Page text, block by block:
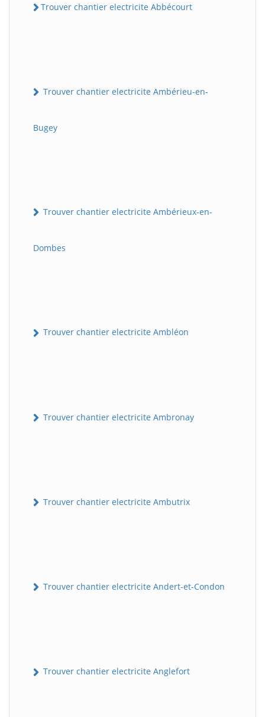
Trouver chantier electricite Abbécourt
Trouver chantier electricite Ambérieu-en-
Bugey
Trouver chantier electricite Ambérieux-en-
Dombes
Trouver chantier electricite Ambléon
Trouver chantier electricite Ambronay
Trouver chantier electricite Ambutrix
Trouver chantier electricite Andert-et-Condon
Trouver chantier electricite Anglefort